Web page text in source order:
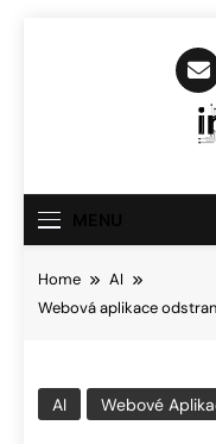
Home
AI
Webová aplikace
AI Webové